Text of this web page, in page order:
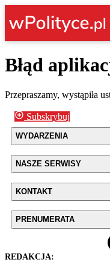
Błąd
Przepraszamy, wystąpiła
Subskrybuj
WYDARZENIA
NASZE SERWISY
KONTAKT
PRENUMERATA
REDAKCJA: